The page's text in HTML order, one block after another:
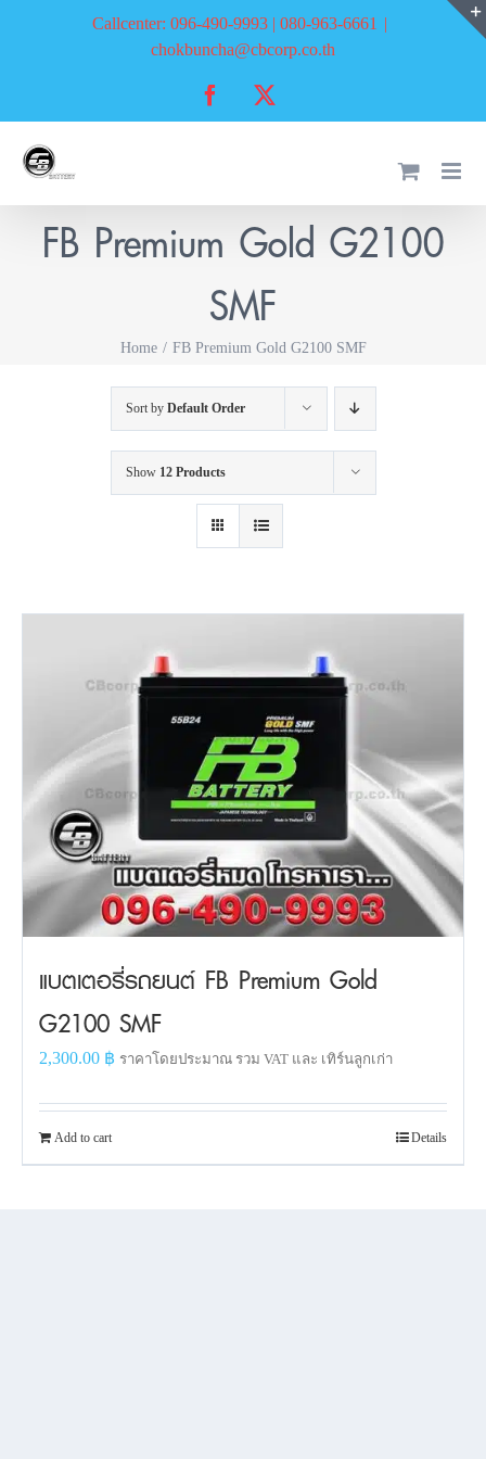
Callcenter: 096-490-9993 | 080-963-6661 |
chokbuncha@cbcorp.co.th
Facebook
FB Premium Gold G2100
SMF
Home FB Premium Gold G2100 SMF
Sort by Default Order
Show 12 Products
แบตเตอรี่รถยนต์ FB Premium Gold
G2100 SMF
2,300.00 ฿ ราคาโดยประมาณ รวม VAT และ เทิร์นลูกเก่า
Add to cart Details